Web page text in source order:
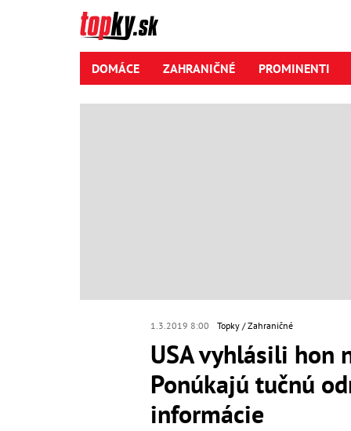
DOMÁCE ZAHRANIČNÉ PROMINENTI
1.3.2019 8:00 Topky Zahraničné
USA vyhlásili hon
Ponúkajú tučnú
informácie